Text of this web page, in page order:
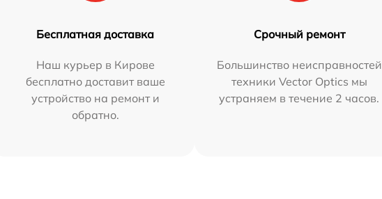
Бесплатная доставка
Наш курьер в Кирове
бесплатно доставит ваше
устройство на ремонт и
обратно.
Срочный ремонт
Большинство неисправностей
техники Vector Optics мы
устраняем в течение 2 часов.